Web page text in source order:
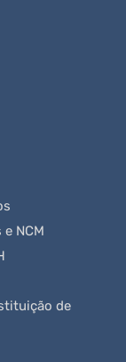
NCM
de